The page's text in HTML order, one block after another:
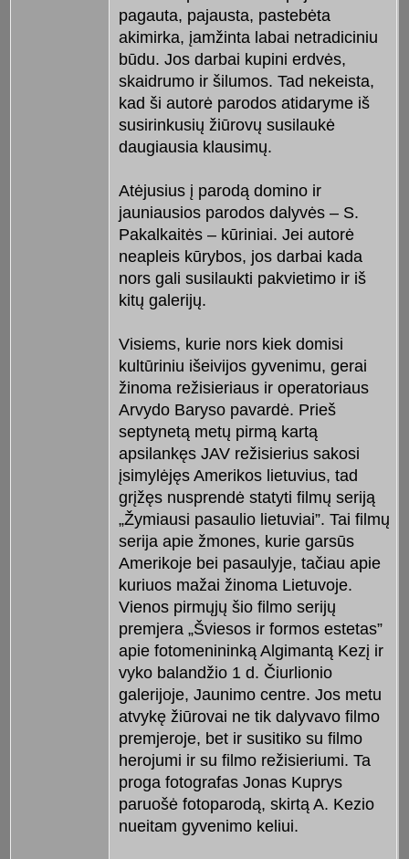
pagauta, pajausta, pastebėta
akimirka, įamžinta labai netradiciniu
būdu. Jos darbai kupini erdvės,
skaidrumo ir šilumos. Tad nekeista,
kad ši autorė parodos atidaryme iš
susirinkusių žiūrovų susilaukė
daugiausia klausimų.
Atėjusius į parodą domino ir
jauniausios parodos dalyvės – S.
Pakalkaitės – kūriniai. Jei autorė
neapleis kūrybos, jos darbai kada
nors gali susilaukti pakvietimo ir iš
kitų galerijų.
Visiems, kurie nors kiek domisi
kultūriniu išeivijos gyvenimu, gerai
žinoma režisieriaus ir operatoriaus
Arvydo Baryso pavardė. Prieš
septynetą metų pirmą kartą
apsilankęs JAV režisierius sakosi
įsimylėjęs Amerikos lietuvius, tad
grįžęs nusprendė statyti filmų seriją
„Žymiausi pasaulio lietuviai”. Tai filmų
serija apie žmones, kurie garsūs
Amerikoje bei pasaulyje, tačiau apie
kuriuos mažai žinoma Lietuvoje.
Vienos pirmųjų šio filmo serijų
premjera „Šviesos ir formos estetas”
apie fotomenininką Algimantą Kezį ir
vyko balandžio 1 d. Čiurlionio
galerijoje, Jaunimo centre. Jos metu
atvykę žiūrovai ne tik dalyvavo filmo
premjeroje, bet ir susitiko su filmo
herojumi ir su filmo režisieriumi. Ta
proga fotografas Jonas Kuprys
paruošė fotoparodą, skirtą A. Kezio
nueitam gyvenimo keliui.